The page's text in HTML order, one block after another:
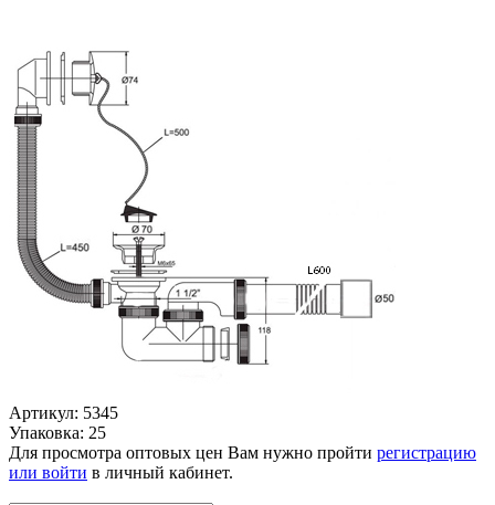
Артикул: 5345
Упаковка: 25
Для просмотра оптовых цен Вам нужно пройти регистрацию
или войти в личный кабинет.